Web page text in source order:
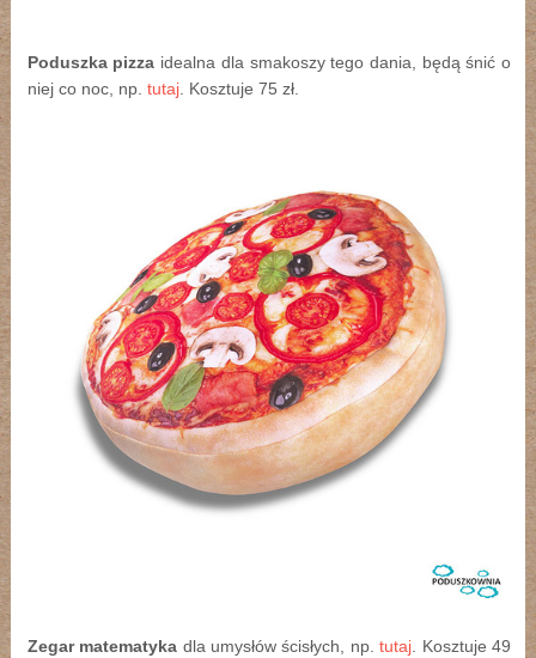
Poduszka pizza idealna dla smakoszy tego dania, będą śnić o
niej co noc, np. tutaj. Kosztuje 75 zł.
Zegar matematyka dla umysłów ścisłych, np.tutaj . Kosztuje 49